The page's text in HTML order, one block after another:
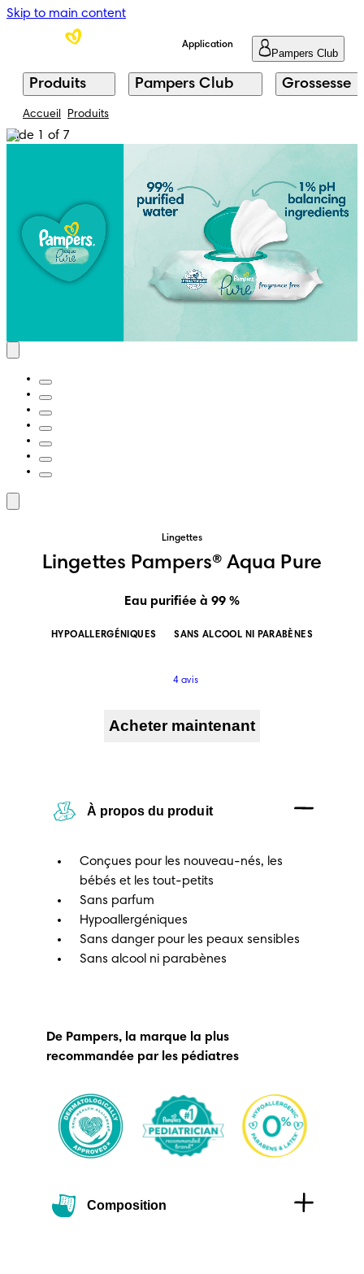
Skip to main content
Application
Pampers Club
Produits Pampers Club Grossesse
Accueil Produits
Slide 1 of 7
Lingettes
Lingettes Pampers® Aqua Pure
Eau purifiée à 99 %
HYPOALLERGÉNIQUES SANS ALCOOL NI PARABÈNES
4 avis
Acheter maintenant
À propos du produit
Conçues pour les nouveau-nés, les
bébés et les tout-petits
Sans parfum
Hypoallergéniques
Sans danger pour les peaux sensibles
Sans alcool ni parabènes
De Pampers, la marque la plus
recommandée par les pédiatres
Composition